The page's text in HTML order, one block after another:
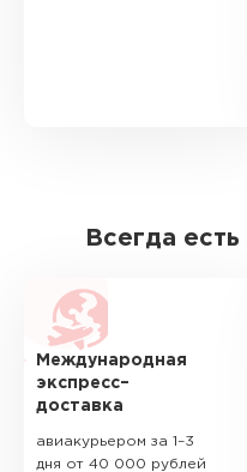
Всегда
Международная
экспресс–
доставка
авиакурьером за 1–3
дня от 40 000 рублей